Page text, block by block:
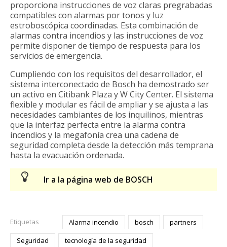
proporciona instrucciones de voz claras pregrabadas
compatibles con alarmas por tonos y luz
estroboscópica coordinadas. Esta combinación de
alarmas contra incendios y las instrucciones de voz
permite disponer de tiempo de respuesta para los
servicios de emergencia.
Cumpliendo con los requisitos del desarrollador, el
sistema interconectado de Bosch ha demostrado ser
un activo en Citibank Plaza y W City Center. El sistema
flexible y modular es fácil de ampliar y se ajusta a las
necesidades cambiantes de los inquilinos, mientras
que la interfaz perfecta entre la alarma contra
incendios y la megafonía crea una cadena de
seguridad completa desde la detección más temprana
hasta la evacuación ordenada.
Ir a la página web de BOSCH
Etiquetas Alarma incendio bosch
partners
Seguridad
tecnología de la seguridad